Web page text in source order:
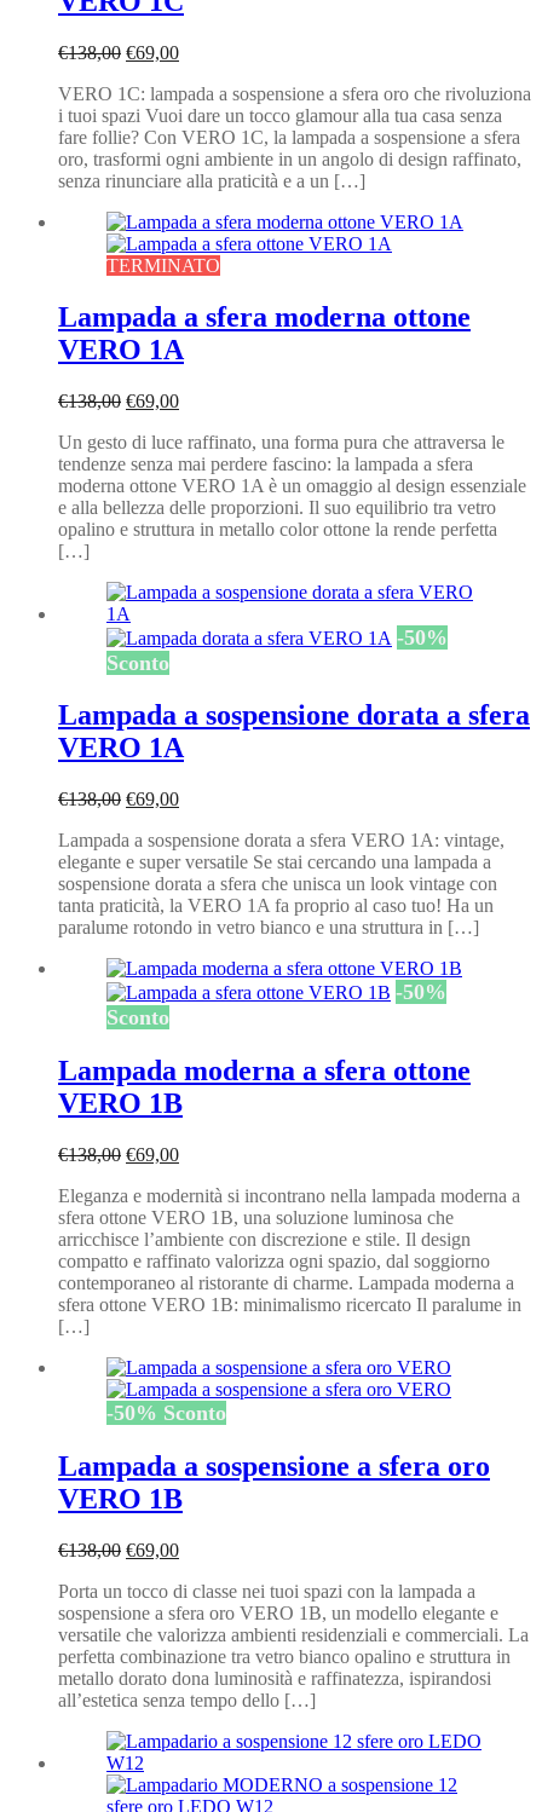
€138,00 Il
originale
era:
€138,00.
€69,00Il
attuale
è:
€69,00.
VERO 1C: lampada a sospensione a sfera oro che rivoluziona
i tuoi spazi Vuoi dare un tocco glamour alla tua casa senza
fare follie? Con VERO 1C, la lampada a sospensione a sfera
oro, trasformi ogni ambiente in un angolo di design raffinato,
senza rinunciare alla praticità e a un […]
TERMINATO
Lampada a sfera moderna ottone
VERO 1A
€138,00 Il
originale
era:
€138,00.
€69,00Il
attuale
è:
€69,00.
Un gesto di luce raffinato, una forma pura che attraversa le
tendenze senza mai perdere fascino: la lampada a sfera
moderna ottone VERO 1A è un omaggio al design essenziale
e alla bellezza delle proporzioni. Il suo equilibrio tra vetro
opalino e struttura in metallo color ottone la rende perfetta
[…]
-50%
Sconto
Lampada a sospensione dorata a sfera
VERO 1A
€138,00 Il
originale
era:
€138,00.
€69,00Il
attuale
è:
€69,00.
Lampada a sospensione dorata a sfera VERO 1A: vintage,
elegante e super versatile Se stai cercando una lampada a
sospensione dorata a sfera che unisca un look vintage con
tanta praticità, la VERO 1A fa proprio al caso tuo! Ha un
paralume rotondo in vetro bianco e una struttura in […]
-50%
Sconto
Lampada moderna a sfera ottone
VERO 1B
€138,00 Il
originale
era:
€138,00.
€69,00Il
attuale
è:
€69,00.
Eleganza e modernità si incontrano nella lampada moderna a
sfera ottone VERO 1B, una soluzione luminosa che
arricchisce l’ambiente con discrezione e stile. Il design
compatto e raffinato valorizza ogni spazio, dal soggiorno
contemporaneo al ristorante di charme. Lampada moderna a
sfera ottone VERO 1B: minimalismo ricercato Il paralume in
[…]
-50% Sconto
Lampada a sospensione a sfera oro
VERO 1B
€138,00 Il
originale
era:
€138,00.
€69,00Il
attuale
è:
€69,00.
Porta un tocco di classe nei tuoi spazi con la lampada a
sospensione a sfera oro VERO 1B, un modello elegante e
versatile che valorizza ambienti residenziali e commerciali. La
perfetta combinazione tra vetro bianco opalino e struttura in
metallo dorato dona luminosità e raffinatezza, ispirandosi
all’estetica senza tempo dello […]